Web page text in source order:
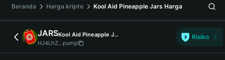
Français
Deutsch
简体中文
繁體中文
Português (Portugal)
Beranda Harga kripto Kool Aid Pineapple Jars Harga
JARS
Kool Aid Pineapple Jars
HJ4LhZ...pump
Risiko